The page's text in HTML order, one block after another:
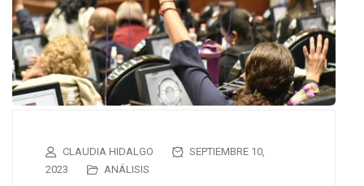
CLAUDIA HIDALGO
SEPTIEMBRE 10,
2023
ANÁLISIS